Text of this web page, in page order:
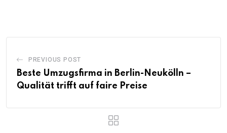
PREVIOUS POST
Beste Umzugsfirma in Berlin-Neukölln –
Qualität trifft auf faire Preise